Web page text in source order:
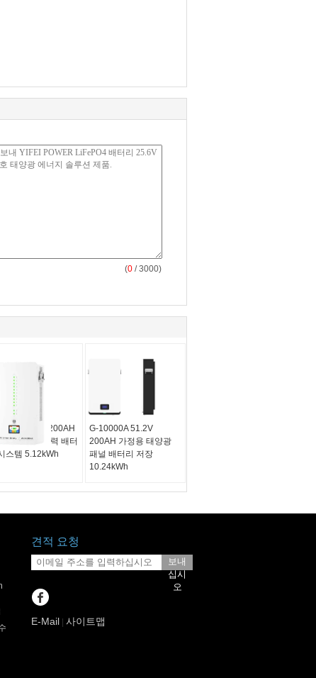
(0 / 3000)
25.6V 200AH
용 태양광 전력 배터
스템 5.12kWh
G-10000A 51.2V
200AH 가정용 태양광
패널 배터리 저장
10.24kWh
견적 요청
보내
십시
오
E-Mail 사이트맵